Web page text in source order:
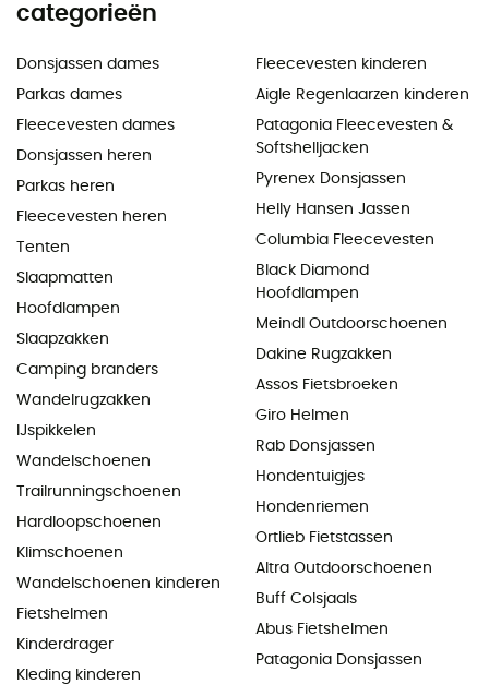
categorieën
Donsjassen dames
Parkas dames
Fleecevesten dames
Donsjassen heren
Parkas heren
Fleecevesten heren
Tenten
Slaapmatten
Hoofdlampen
Slaapzakken
Camping branders
Wandelrugzakken
IJspikkelen
Wandelschoenen
Trailrunningschoenen
Hardloopschoenen
Klimschoenen
Wandelschoenen kinderen
Fietshelmen
Kinderdrager
Kleding kinderen
Fleecevesten kinderen
Aigle Regenlaarzen kinderen
Patagonia Fleecevesten &
Softshelljacken
Pyrenex Donsjassen
Helly Hansen Jassen
Columbia Fleecevesten
Black Diamond
Hoofdlampen
Meindl Outdoorschoenen
Dakine Rugzakken
Assos Fietsbroeken
Giro Helmen
Rab Donsjassen
Hondentuigjes
Hondenriemen
Ortlieb Fietstassen
Altra Outdoorschoenen
Buff Colsjaals
Abus Fietshelmen
Patagonia Donsjassen